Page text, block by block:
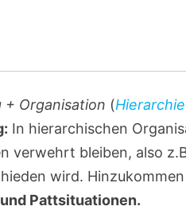
Organisation (
In hierarchischen
verwehrt bleiben, also
wird. Hinzukommen
Pattsituationen.